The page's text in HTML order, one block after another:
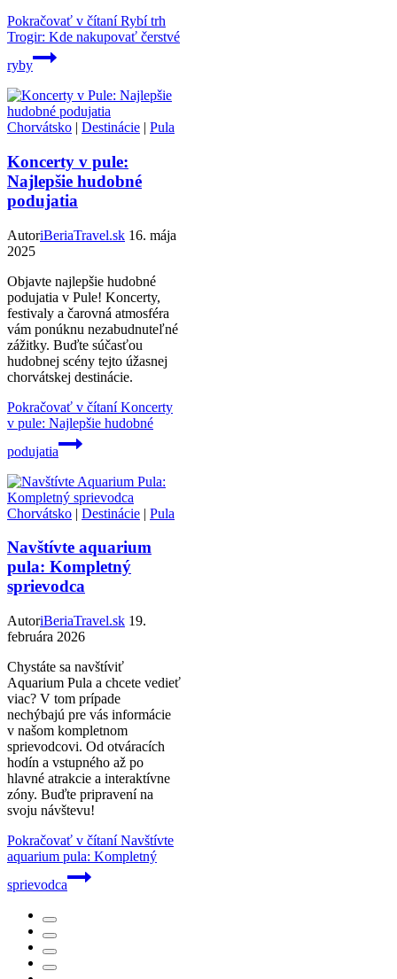
Pokračovať v čítaníRybí trh
Trogir: Kde nakupovať čerstvé
ryby
Chorvátsko | Destinácie | Pula
Koncerty v pule:
Najlepšie hudobné
podujatia
AutoriBeriaTravel.sk 16. mája
2025
Objavte najlepšie hudobné
podujatia v Pule! Koncerty,
festivaly a čarovná atmosféra
vám ponúknu nezabudnuteľné
zážitky. Buďte súčasťou
hudobnej scény tejto úžasnej
chorvátskej destinácie.
Pokračovať v čítaníKoncerty
v pule: Najlepšie hudobné
podujatia
Chorvátsko | Destinácie | Pula
Navštívte aquarium
pula: Kompletný
sprievodca
AutoriBeriaTravel.sk 19.
februára 2026
Chystáte sa navštíviť
Aquarium Pula a chcete vedieť
viac? V tom prípade
nechýbajú pre vás informácie
v našom kompletnom
sprievodcovi. Od otváracích
hodín a vstupného až po
hlavné atrakcie a interaktívne
zóny. Buďte pripravení na
svoju návštevu!
Pokračovať v čítaníNavštívte
aquarium pula: Kompletný
sprievodca